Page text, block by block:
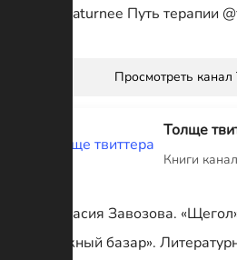
@literaturnee Путь терапии
Просмотреть канал
Толще
Книги
Анастасия Завозова.
«Книжный базар».